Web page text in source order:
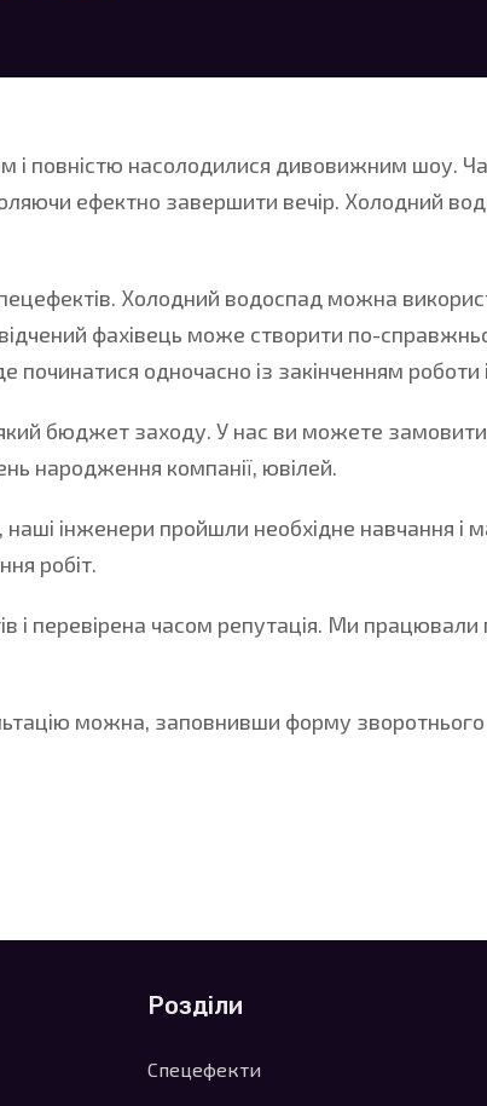
і повністю насолодилися дивовижним шоу.
ефектно завершити вечір. Холодний
Холодний водоспад можна
фахівець може створити по-
одночасно із закінченням роботи
бюджет заходу. У нас ви можете
народження компанії, ювілей.
наші інженери пройшли необхідне навчання і
робіт.
і перевірена часом репутація. Ми працювали
можна, заповнивши форму зворотнього
Розділи
Спецефекти